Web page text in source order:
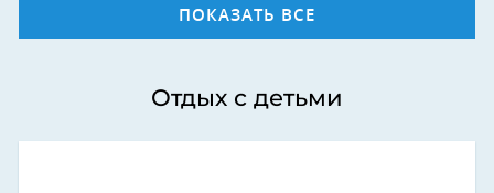
ПОКАЗАТЬ ВСЕ
Отдых с детьми